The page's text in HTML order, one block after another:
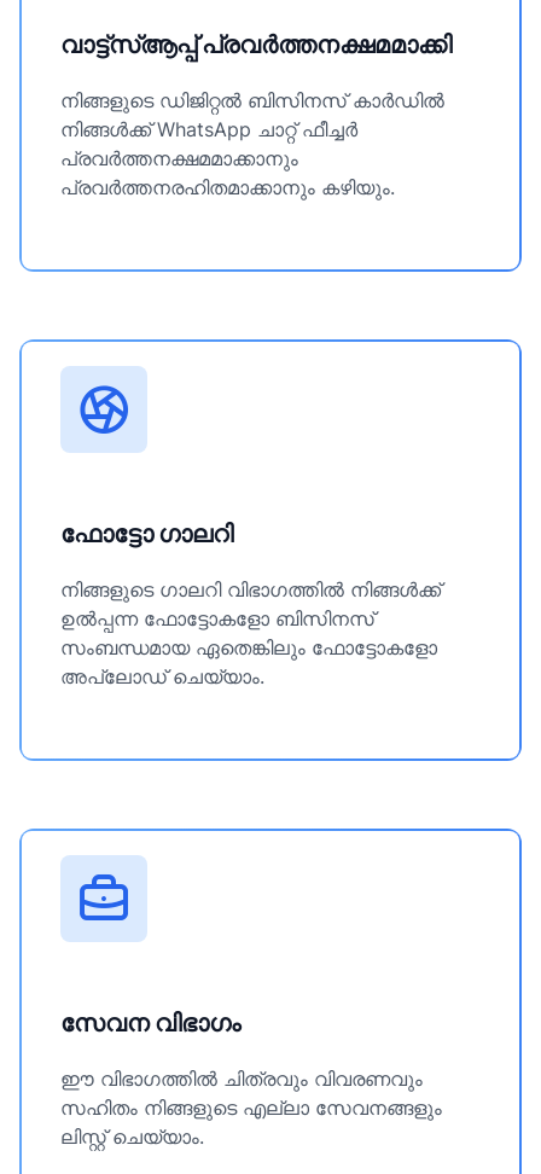
വാട്ട്‌സ്ആപ്പ് പ്രവർത്തനക്ഷമമാക്കി
നിങ്ങളുടെ ഡിജിറ്റൽ ബിസിനസ് കാർഡിൽ
നിങ്ങൾക്ക് WhatsApp ചാറ്റ് ഫീച്ചർ
പ്രവർത്തനക്ഷമമാക്കാനും
പ്രവർത്തനരഹിതമാക്കാനും കഴിയും.
ഫോട്ടോ ഗാലറി
നിങ്ങളുടെ ഗാലറി വിഭാഗത്തിൽ നിങ്ങൾക്ക്
ഉൽപ്പന്ന ഫോട്ടോകളോ ബിസിനസ്
സംബന്ധമായ ഏതെങ്കിലും ഫോട്ടോകളോ
അപ്‌ലോഡ് ചെയ്യാം.
സേവന വിഭാഗം
ഈ വിഭാഗത്തിൽ ചിത്രവും വിവരണവും
സഹിതം നിങ്ങളുടെ എല്ലാ സേവനങ്ങളും
ലിസ്റ്റ് ചെയ്യാം.